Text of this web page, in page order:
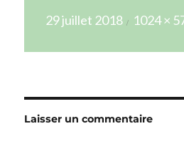
le29 juillet 2018
réelle
1024 ×
Laisser un commentaire